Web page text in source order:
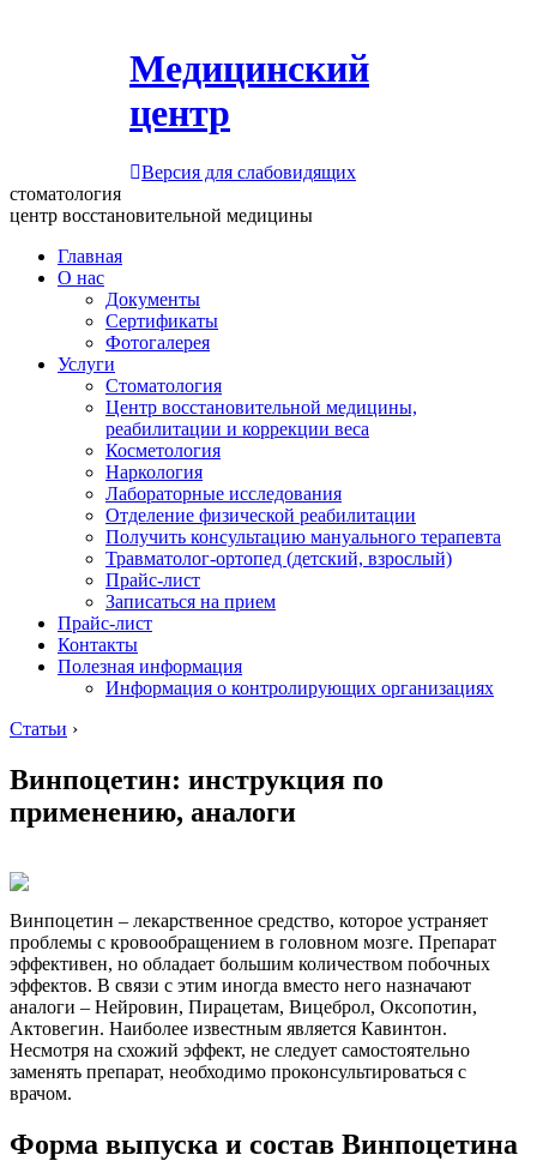
Медицинский
центр
Версия для слабовидящих
стоматология
центр восстановительной медицины
Главная
О нас
Документы
Сертификаты
Фотогалерея
Услуги
Стоматология
Центр восстановительной медицины,
реабилитации и коррекции веса
Косметология
Наркология
Лабораторные исследования
Отделение физической реабилитации
Получить консультацию мануального терапевта
Травматолог-ортопед (детский, взрослый)
Прайс-лист
Записаться на прием
Прайс-лист
Контакты
Полезная информация
Информация о контролирующих организациях
Статьи ›
Винпоцетин: инструкция по
применению, аналоги
Винпоцетин – лекарственное средство, которое устраняет
проблемы с кровообращением в головном мозге. Препарат
эффективен, но обладает большим количеством побочных
эффектов. В связи с этим иногда вместо него назначают
аналоги – Нейровин, Пирацетам, Вицеброл, Оксопотин,
Актовегин. Наиболее известным является Кавинтон.
Несмотря на схожий эффект, не следует самостоятельно
заменять препарат, необходимо проконсультироваться с
врачом.
Форма выпуска и состав Винпоцетина